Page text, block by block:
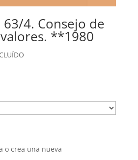
63/4. Consejo de
**1980
o crea una nueva